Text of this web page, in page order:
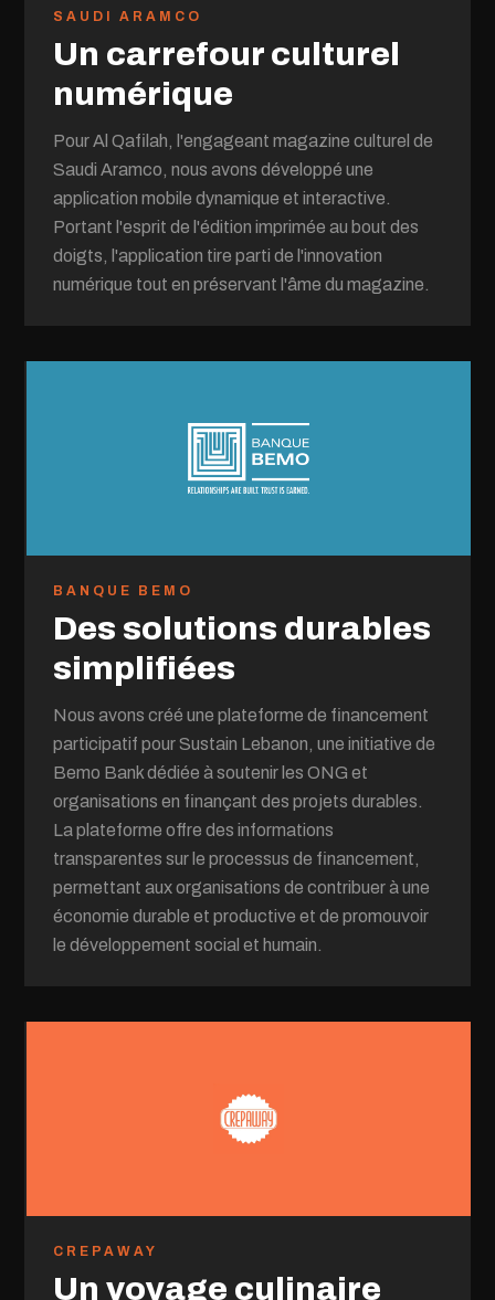
SAUDI ARAMCO
Un carrefour culturel
numérique
Pour Al Qafilah, l'engageant magazine culturel de
Saudi Aramco, nous avons développé une
application mobile dynamique et interactive.
Portant l'esprit de l'édition imprimée au bout des
doigts, l'application tire parti de l'innovation
numérique tout en préservant l'âme du magazine.
BANQUE BEMO
Des solutions durables
simplifiées
Nous avons créé une plateforme de financement
participatif pour Sustain Lebanon, une initiative de
Bemo Bank dédiée à soutenir les ONG et
organisations en finançant des projets durables.
La plateforme offre des informations
transparentes sur le processus de financement,
permettant aux organisations de contribuer à une
économie durable et productive et de promouvoir
le développement social et humain.
CREPAWAY
Un voyage culinaire